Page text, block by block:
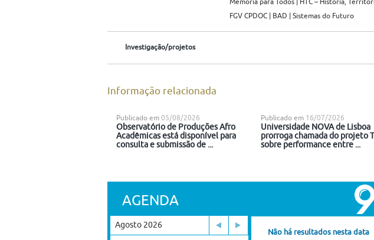
Memória para Todos | HTC – História,
FGV CPDOC | BAD | Sistemas do Futuro
Investigação/projetos
Informação relacionada
Publicado em 05/08/2026
Observatório de Produções Afro
Acadêmicas está disponível para
consulta e submissão de ...
Publicado em 16/07/2026
Universidade NOVA de Lisboa
prorroga chamada do projeto
sobre performance entre ...
AGENDA
Agosto 2026
Não há resultados nesta data